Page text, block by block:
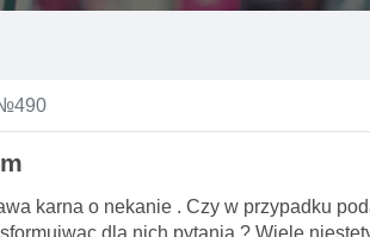
karna o nekanie . Czy w przypadku
dla nich pytania ? Wiele